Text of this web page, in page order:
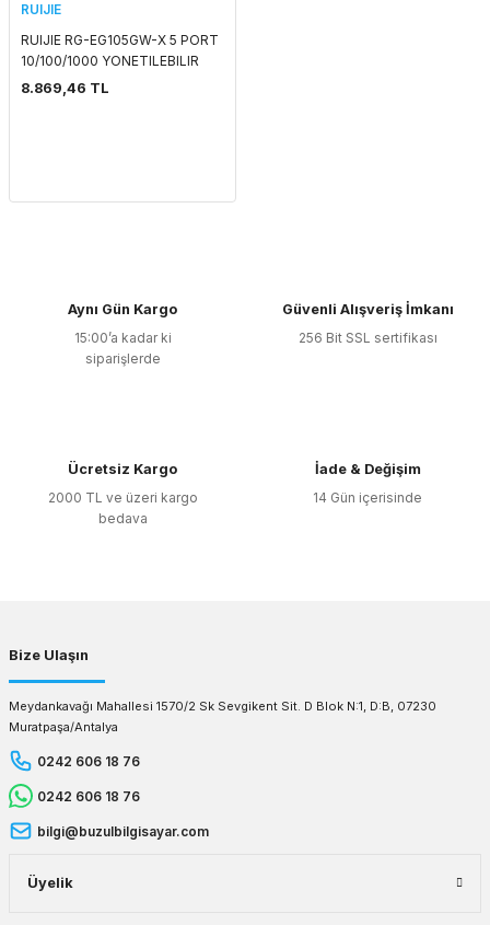
RUIJIE
RUIJIE RG-EG105GW-X 5 PORT
10/100/1000 YONETILEBILIR
GATEWAY/ROUTER
8.869,46 TL
Aynı Gün Kargo
15:00’a kadar ki
siparişlerde
Güvenli Alışveriş İmkanı
256 Bit SSL sertifikası
Ücretsiz Kargo
2000 TL ve üzeri kargo
bedava
İade & Değişim
14 Gün içerisinde
Bize Ulaşın
Meydankavağı Mahallesi 1570/2 Sk Sevgikent Sit. D Blok N:1, D:B, 07230
Muratpaşa/Antalya
0242 606 18 76
0242 606 18 76
bilgi@buzulbilgisayar.com
Üyelik